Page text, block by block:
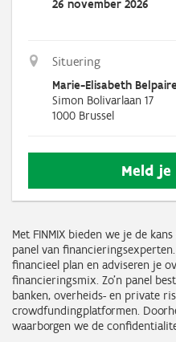
26 november 2026
Situering
Marie-Elisabeth
Simon Bolivarlaan 17
1000 Brussel
Meld
Met FINMIX bieden we je de
panel van
financieel plan en adviseren je
financieringsmix. Zo’n panel
banken, overheids- en private
crowdfundingplatformen.
waarborgen we de